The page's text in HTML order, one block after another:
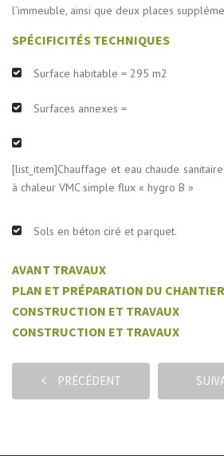
l’immeuble, ainsi que deux places
SPÉCIFICITÉS TECHNIQUES
Surface habitable = 295 m2
Surfaces annexes =
[list_item]Chauffage et eau chaude
à chaleur VMC simple flux « hygro B »
Sols en béton ciré et parquet.
AVANT TRAVAUX
PLAN ET PRÉPARATION DU CHANTIER
CONSTRUCTION ET TRAVAUX
CONSTRUCTION ET TRAVAUX
PRÉCÉDENT